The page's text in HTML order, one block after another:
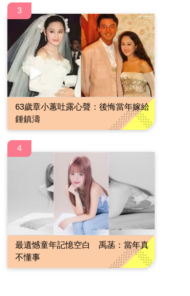
3
63歲章小蕙吐露心聲：後悔當年嫁給
鍾鎮濤
4
最遺憾童年記憶空白 禹菡：當年真
不懂事